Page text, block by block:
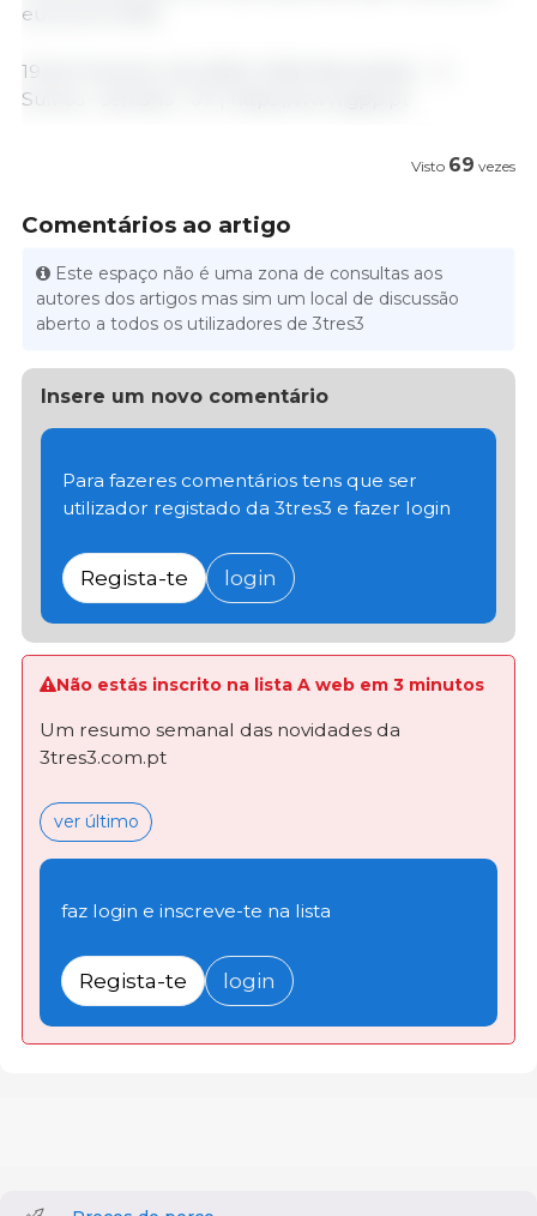
euros em 2025.
19 de Fevereiro de 2026 | SIMA Newsletter - 2 -
Suínos - semana - 07 | https://www.gpp.pt
Visto 69 vezes
Comentários ao artigo
Este espaço não é uma zona de consultas aos
autores dos artigos mas sim um local de discussão
aberto a todos os utilizadores de 3tres3
Insere um novo comentário
Para fazeres comentários tens que ser
utilizador registado da 3tres3 e fazer login
Regista-te login
Não estás inscrito na lista A web em 3 minutos
Um resumo semanal das novidades da
3tres3.com.pt
ver último
faz login e inscreve-te na lista
Regista-te login